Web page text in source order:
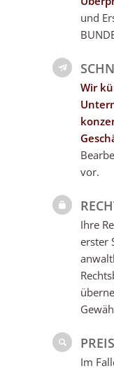
und
Wir
vor.
Ihre
erster
Im